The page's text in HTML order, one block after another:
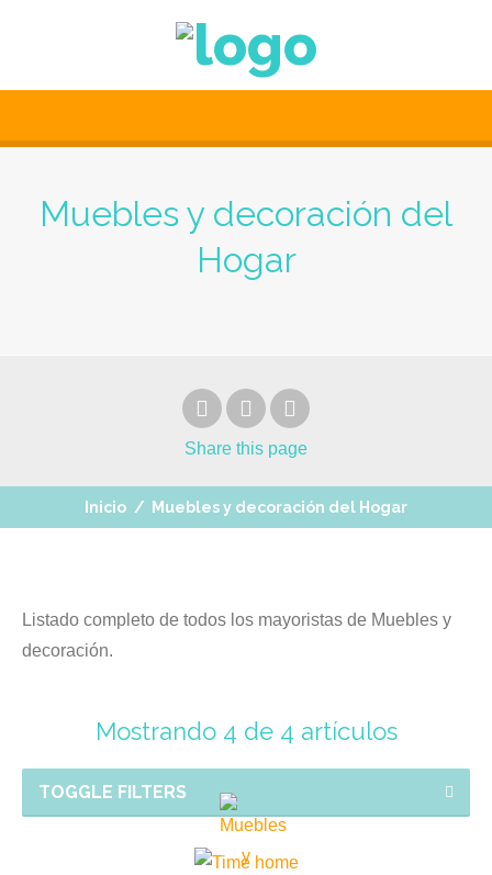
Muebles y decoración del
Hogar
Share this page
Inicio / Muebles y decoración del Hogar
Listado completo de todos los mayoristas de Muebles y
decoración.
Mostrando 4 de 4 artículos
TOGGLE FILTERS